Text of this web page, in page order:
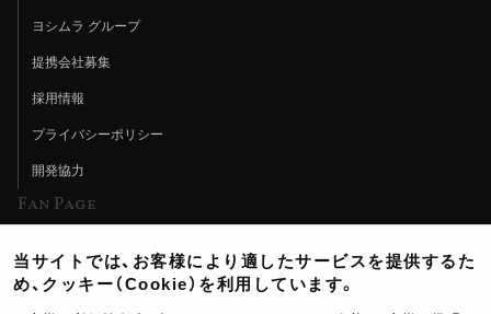
ヨシムラ グループ
提携会社募集
採用情報
プライバシーポリシー
開発協力
Fan Page
ヨシムラTV
当サイトでは、お客様により適したサービスを提供するた
め、クッキー（Cookie）を利用しています。